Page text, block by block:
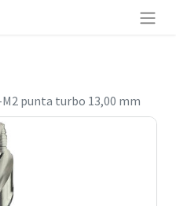
punta turbo 13,00 mm